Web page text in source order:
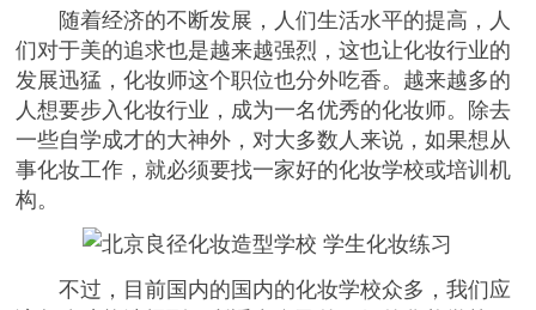
随着经济的不断发展，人们生活水平的提高，人
们对于美的追求也是越来越强烈，这也让化妆行业的
发展迅猛，化妆师这个职位也分外吃香。越来越多的
人想要步入化妆行业，成为一名优秀的化妆师。除去
一些自学成才的大神外，对大多数人来说，如果想从
事化妆工作，就必须要找一家好的化妆学校或培训机
构。
不过，目前国内的国内的化妆学校众多，我们应